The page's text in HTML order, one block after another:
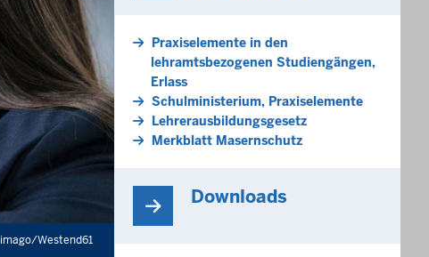
imago/Westend61
Praxiselemente in den
lehramtsbezogenen Studiengängen,
Erlass
Schulministerium, Praxiselemente
Lehrerausbildungsgesetz
Merkblatt Masernschutz
Downloads